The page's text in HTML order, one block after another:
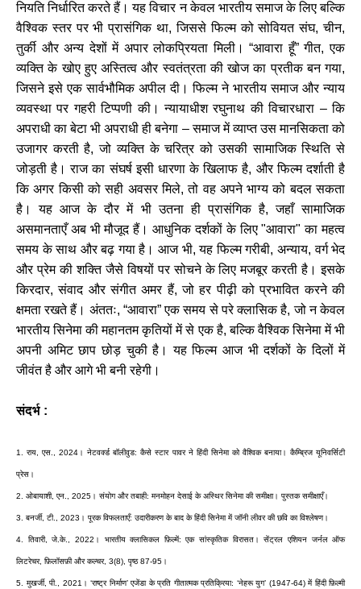
नियति निर्धारित करते हैं। यह विचार न केवल भारतीय समाज के लिए बल्कि
वैश्विक स्तर पर भी प्रासंगिक था,जिससे फिल्म को सोवियत संघ,चीन,
तुर्की और अन्य देशों में अपार लोकप्रियता मिली। “आवारा हूँ”गीत,एक
व्यक्ति के खोए हुए अस्तित्व और स्वतंत्रता की खोज का प्रतीक बन गया,
जिसने इसे एक सार्वभौमिक अपील दी। फिल्म ने भारतीय समाज और न्याय
व्यवस्था पर गहरी टिप्पणी की। न्यायाधीश रघुनाथ की विचारधारा –कि
अपराधी का बेटा भी अपराधी ही बनेगा –समाज में व्याप्त उस मानसिकता को
उजागर करती है,जो व्यक्ति के चरित्र को उसकी सामाजिक स्थिति से
जोड़ती है। राज का संघर्ष इसी धारणा के खिलाफ है, और फिल्म दर्शाती है
कि अगर किसी को सही अवसर मिले,तो वह अपने भाग्य को बदल सकता
है।
यह आज के दौर में भी उतना ही प्रासंगिक है,जहाँ सामाजिक
असमानताएँ अब भी मौजूद हैं। आधुनिक दर्शकों के लिए"आवारा"का महत्व
समय के साथ और बढ़ गया है। आज भी,यह फिल्म गरीबी, अन्याय,वर्ग भेद
और प्रेम की शक्ति जैसे विषयों पर सोचने के लिए मजबूर करती है। इसके
किरदार,संवाद और संगीत अमर हैं,जो हर पीढ़ी को प्रभावित करने की
क्षमता रखते हैं। अंततः, “आवारा”एक समय से परे क्लासिक है,जो न केवल
भारतीय सिनेमा की महानतम कृतियों में से एक है,बल्कि वैश्विक सिनेमा में भी
अपनी अमिट छाप छोड़ चुकी है। यह फिल्म आज भी दर्शकों के दिलों में
जीवंत है और आगे भी बनी रहेगी।
संदर्भ :
1.राय ,एस ., 2024 । नेटवर्क्ड बॉलीवुड:कैसे स्टार पावर ने हिंदी सिनेमा को वैश्विक बनाया। कैम्ब्रिज यूनिवर्सिटी
प्रेस।
2. ओबायाशी, एन ., 2025 । संयोग और तबाही: मनमोहन देसाई के अस्थिर सिनेमा की समीक्षा। पुस्तक समीक्षाएँ।
3. बनर्जी, टी., 2023 । पूरक विफलताएँ: उदारीकरण के बाद के हिंदी सिनेमा में जॉनी लीवर की छवि का विश्लेषण।
4. तिवारी,जे .के., 2022 । भारतीय क्लासिकल फ़िल्में:एक सांस्कृतिक विरासत। सेंट्रल एशियन जर्नल ऑफ
लिटरेचर, फ़िलॉसफ़ी और कल्चर, 3(8), पृष्ठ87-95 ।
5. मुखर्जी, पी., 2021 । ‘राष्ट्र निर्माण’ एजेंडा के प्रति गीतात्मक प्रतिक्रिया: ‘नेहरू युग’ (1947-64) में हिंदी फ़िल्मी